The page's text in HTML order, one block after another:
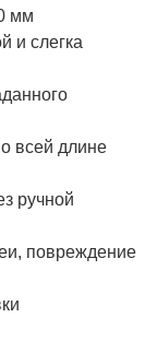
мм
и слегка
всей длине
ручной
повреждение